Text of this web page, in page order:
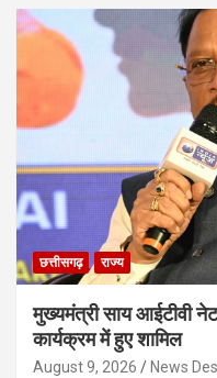
छत्तीसगढ़ राज्य
मुख्यमंत्री साय आईटीवी
कार्यक्रम में हुए शामिल
August 9, 2026 News